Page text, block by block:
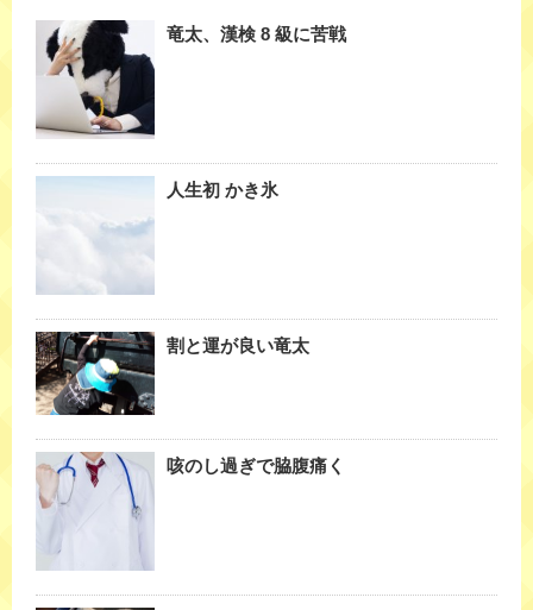
竜太、漢検 8 級に苦戦
人生初 かき氷
割と運が良い竜太
咳のし過ぎで脇腹痛く